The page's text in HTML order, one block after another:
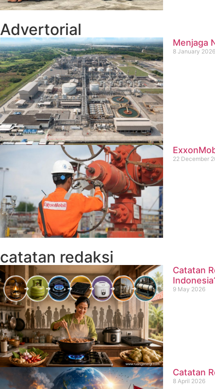
Advertorial
Menjaga
8 January 2026
22 December
catatan redaksi
Catatan
9 May 2026
Catatan
8 April 2026